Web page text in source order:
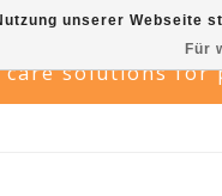
solutions for
unserer Webseite
Für